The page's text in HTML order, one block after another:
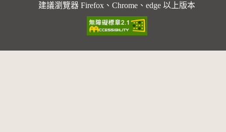
建議瀏覽器 Firefox、Chrome、edge 以上版本